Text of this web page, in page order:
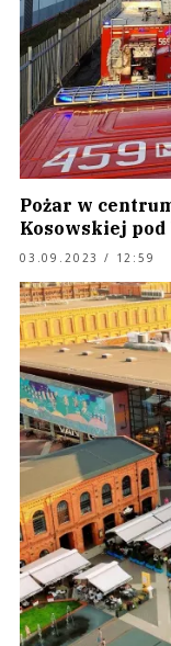
Pożar w
Kosowskiej pod
03.09.2023 / 12:59